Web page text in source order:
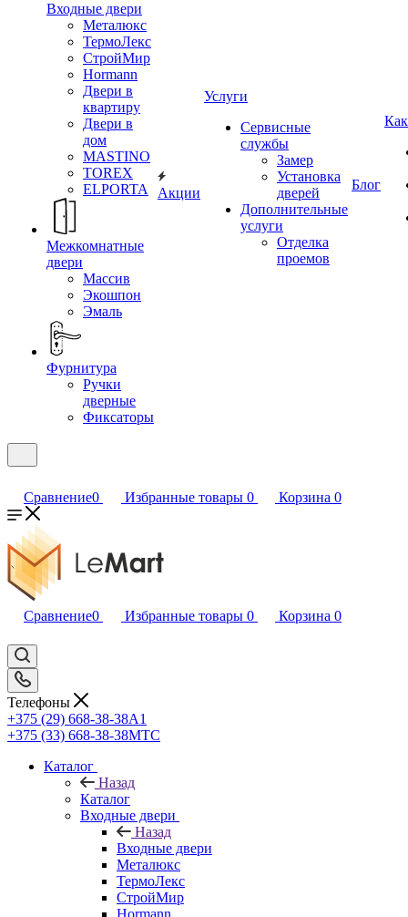
Входные двери
Металюкс
ТермоЛекс
СтройМир
Hormann
Двери в
квартиру
Двери в
дом
MASTINO
TOREX
ELPORTA
Межкомнатные
двери
Массив
Экошпон
Эмаль
Фурнитура
Ручки
дверные
Фиксаторы
Акции
Услуги
Сервисные
службы
Замер
Установка
дверей
Дополнительные
услуги
Отделка
проемов
Блог
Сравнение0 Избранные товары 0 Корзина 0
Сравнение0 Избранные товары 0 Корзина 0
Телефоны
+375 (29) 668-38-38A1
+375 (33) 668-38-38МТС
Каталог
Назад
Каталог
Входные двери
Назад
Входные двери
Металюкс
ТермоЛекс
СтройМир
Hormann